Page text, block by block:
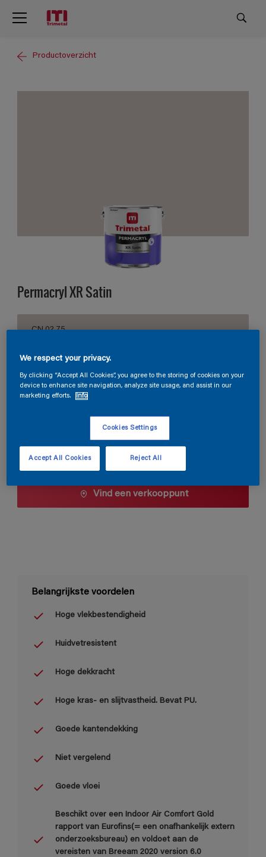
Productoverzicht
Permacryl XR Satin
CN.02.75
Verpakkingsgrootte
0,5 L
Verfcalculator
Bereken
Vind een verkooppunt
Belangrijkste voordelen
Hoge vlekbestendigheid
Huidvetresistent
Hoge dekkracht
Hoge kras- en slijtvastheid. Bevat PU.
Goede kantendekking
Niet vergelend
Goede vloei
Beschikt over een Indoor Air Comfort Gold
rapport van Eurofins(= een onafhankelijk extern
onderzoeksbureau) en voldoet aan de
vereisten van Breeam 2020 version 6.0
We respect your privacy.
By clicking “Accept All Cookies”, you agree to the storing of cookies on your
device to enhance site navigation, analyze site usage, and assist in our
marketing efforts.
Info
Cookies Settings
Reject All
Accept All Cookies